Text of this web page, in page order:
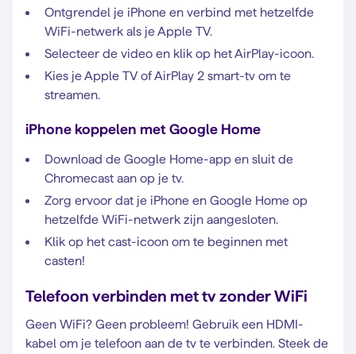
Ontgrendel je iPhone en verbind met hetzelfde
WiFi-netwerk als je Apple TV.
Selecteer de video en klik op het AirPlay-icoon.
Kies je Apple TV of AirPlay 2 smart-tv om te
streamen.
iPhone koppelen met Google Home
Download de Google Home-app en sluit de
Chromecast aan op je tv.
Zorg ervoor dat je iPhone en Google Home op
hetzelfde WiFi-netwerk zijn aangesloten.
Klik op het cast-icoon om te beginnen met
casten!
Telefoon verbinden met tv zonder WiFi
Geen WiFi? Geen probleem! Gebruik een HDMI-
kabel om je telefoon aan de tv te verbinden. Steek de